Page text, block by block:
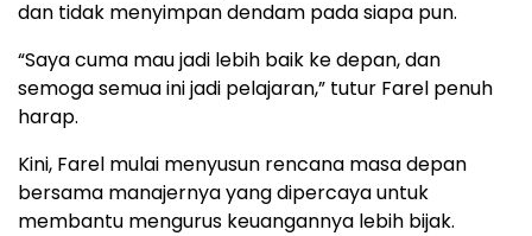
dan tidak menyimpan dendam pada siapa pun.
“Saya cuma mau jadi lebih baik ke depan, dan
semoga semua ini jadi pelajaran,” tutur Farel penuh
harap.
Kini, Farel mulai menyusun rencana masa depan
bersama manajernya yang dipercaya untuk
membantu mengurus keuangannya lebih bijak.